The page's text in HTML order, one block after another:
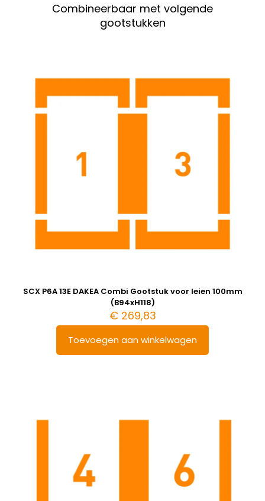
Combineerbaar met volgende
gootstukken
SCX P6A 13E DAKEA Combi Gootstuk voor leien 100mm
(B94xH118)
€269,83
Toevoegen aan winkelwagen